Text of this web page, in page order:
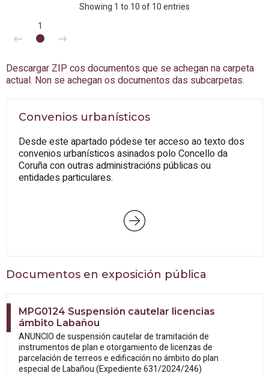
Showing 1 to 10 of 10 entries
1
Descargar ZIP cos documentos que se achegan na carpeta
actual. Non se achegan os documentos das subcarpetas.
Convenios urbanísticos
Desde este apartado pódese ter acceso ao texto dos
convenios urbanísticos asinados polo Concello da
Coruña con outras administracións públicas ou
entidades particulares.
Documentos en exposición pública
MPG0124 Suspensión cautelar licencias
ámbito Labañou
ANUNCIO de suspensión cautelar de tramitación de
instrumentos de plan e otorgamiento de licenzas de
parcelación de terreos e edificación no ámbito do plan
especial de Labañou (Expediente 631/2024/246)